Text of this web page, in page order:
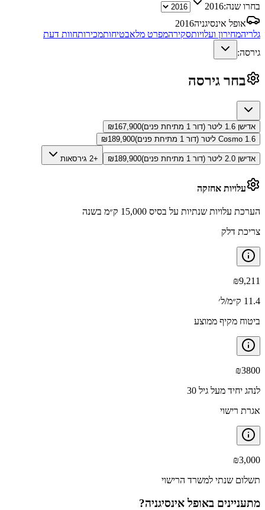
בחרו שנה:2016
אופל אינסיגניה2016
גלריהמחירון ועלויותסקירהמפרט מלאבטיחותמכירותחוות דעת
גירסה:
בחר גירסה
אדישן 1.6 ליטר (דור 1 מתיחת פנים) ₪167,900
Cosmo 1.6 ליטר (דור 1 מתיחת פנים)
₪189,900
אדישן 2.0 ליטר (דור 1 מתיחת פנים) ₪189,900 +2 גירסאות
עלויות אחזקה
הערכת עלויות שנתיות על בסיס 15,000 ק״מ בשנה
צריכת דלק
₪9,211
11.4 ק״מ/ל׳
ביטוח מקיף ממוצע
₪3800
לנהג יחיד מעל גיל 30
אגרת רישוי
₪3,000
תשלום שנתי למשרד הרישוי
מתעניינים באופל אינסיגניה?